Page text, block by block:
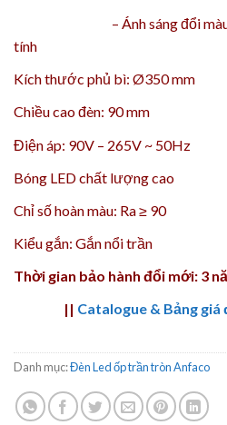
– Ánh sáng đổi
tính
Kích thước phủ bì: Ø350 mm
Chiều cao đèn: 90 mm
Điện áp: 90V – 265V ~ 50Hz
Bóng LED chất lượng cao
Chỉ số hoàn màu: Ra ≥ 90
Kiểu gắn: Gắn nổi trần
Thời gian bảo hành đổi mới: 3
|| Catalogue & Bảng giá
Danh mục:Đèn Led ốp trần tròn Anfaco